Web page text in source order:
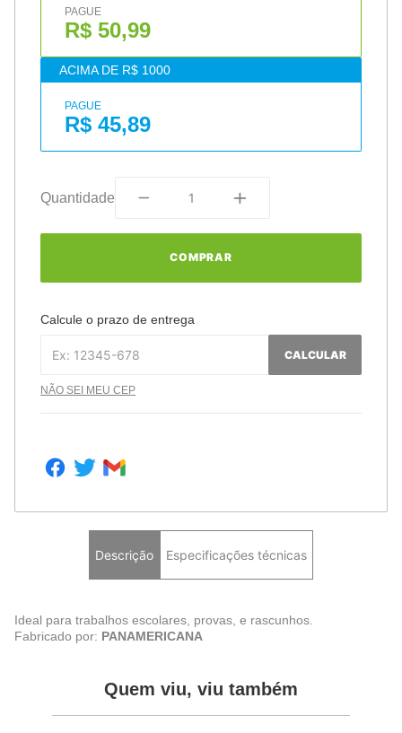
PAGUE
R$ 50,99
ACIMA DE R$ 1000
PAGUE
R$ 45,89
Quantidade
COMPRAR
Calcule o prazo de entrega
CALCULAR
NÃO SEI MEU CEP
Descrição Especificações técnicas
Ideal para trabalhos escolares, provas, e rascunhos.
Fabricado por: PANAMERICANA
Quem viu, viu também